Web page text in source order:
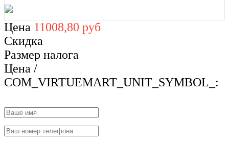
Цена 11008,80 руб
Скидка
Размер налога
Цена /
COM_VIRTUEMART_UNIT_SYMBOL_: